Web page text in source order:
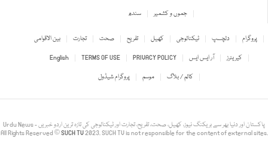
سندھ
جموں و کشمیر
بین الاقوامی تجارت صحت تفریح کھیل ٹیکنالوجی دلچسپ
پروگرام
English
TERMS OF USE PRIVACY POLICY آر ایس ایس
کیریئرز
پروگرام شیڈول
موسم کالم / بلاگ
Urdu News - پاکستان اور دنیا بھر سے بریکنگ نیوز، کھیل، صحت، تفریح، تجارت اور ٹیکنالوجی کی تازہ ترین اردو خبریں
All Rights Reserved ©SUCH TV2023. SUCH TV is not responsible for the content of external sites.